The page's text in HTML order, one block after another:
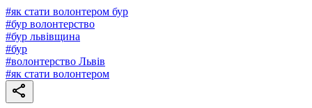
#як стати волонтером бур
#бур волонтерство
#бур львівщина
#бур
#волонтерство Львів
#як стати волонтером